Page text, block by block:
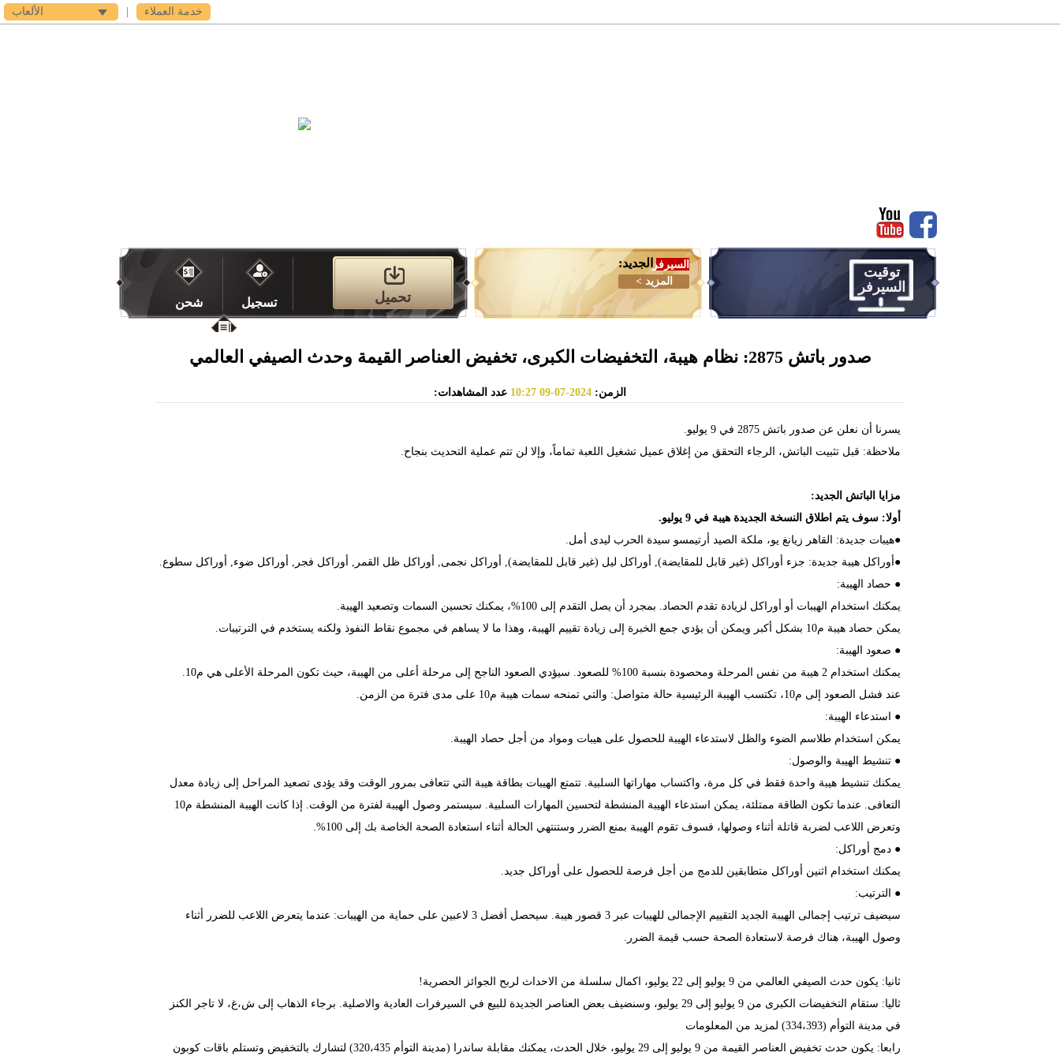
الألعاب خدمة العملاء
توقيت
السيرفر
السيرفرالجديد:
المزيد >
تحميل تسجيل شحن
دليل صدور باتش 2875: نظام هيبة، التخفيضات الكبرى، تخفيض العناصر القيمة وحدث الصيفي العالمي
الزمن: 2024-07-09 10:27 عدد المشاهدات:
يسرنا أن نعلن عن صدور باتش 2875 في 9 يوليو.
ملاحظة: قبل تثبيت الباتش، الرجاء التحقق من إغلاق عميل تشغيل اللعبة تماماً، وإلا لن تتم عملية التحديث بنجاح.
مزايا الباتش الجديد:
أولا: سوف يتم اطلاق النسخة الجديدة هيبة في 9 يوليو.
●هيبات جديدة: القاهر زيانغ يو، ملكة الصيد أرتيمسو سيدة الحرب ليدى أمل.
●أوراكل هيبة جديدة: جزء أوراكل (غير قابل للمقايضة), أوراكل ليل (غير قابل للمقايضة), أوراكل نجمى, أوراكل ظل القمر, أوراكل فجر, أوراكل ضوء, أوراكل سطوع.
● حصاد الهيبة:
يمكنك استخدام الهيبات أو أوراكل لزيادة تقدم الحصاد. بمجرد أن يصل التقدم إلى 100%، يمكنك تحسين السمات وتصعيد الهيبة.
يمكن حصاد هيبة م10 بشكل أكبر ويمكن أن يؤدي جمع الخبرة إلى زيادة تقييم الهيبة، وهذا ما لا يساهم في مجموع نقاط النفوذ ولكنه يستخدم في الترتيبات.
● صعود الهيبة:
يمكنك استخدام 2 هيبة من نفس المرحلة ومحصودة بنسبة 100% للصعود. سيؤدي الصعود الناجح إلى مرحلة أعلى من الهيبة، حيث تكون المرحلة الأعلى هي م10.
عند فشل الصعود إلى م10، تكتسب الهيبة الرئيسية حالة متواصل: والتي تمنحه سمات هيبة م10 على مدى فترة من الزمن.
● استدعاء الهيبة:
يمكن استخدام طلاسم الضوء والظل لاستدعاء الهيبة للحصول على هيبات ومواد من أجل حصاد الهيبة.
● تنشيط الهيبة والوصول:
يمكنك تنشيط هيبة واحدة فقط في كل مرة، واكتساب مهاراتها السلبية. تتمتع الهيبات بطاقة هيبة التي تتعافى بمرور الوقت وقد يؤدى تصعيد المراحل إلى زيادة معدل
التعافى. عندما تكون الطاقة ممتلئة، يمكن استدعاء الهيبة المنشطة لتحسين المهارات السلبية. سيستمر وصول الهيبة لفترة من الوقت. إذا كانت الهيبة المنشطة م10
وتعرض اللاعب لضربة قاتلة أثناء وصولها، فسوف تقوم الهيبة بمنع الضرر وستنتهي الحالة أثناء استعادة الصحة الخاصة بك إلى 100%.
● دمج أوراكل:
يمكنك استخدام اثنين أوراكل متطابقين للدمج من أجل فرصة للحصول على أوراكل جديد.
● الترتيب:
سيضيف ترتيب إجمالى الهيبة الجديد التقييم الإجمالى للهيبات عبر 3 قصور هيبة. سيحصل أفضل 3 لاعبين على حماية من الهيبات: عندما يتعرض اللاعب للضرر أثناء
وصول الهيبة، هناك فرصة لاستعادة الصحة حسب قيمة الضرر.
ثانيا: يكون حدث الصيفي العالمي من 9 يوليو إلى 22 يوليو، اكمال سلسلة من الاحداث لربح الجوائز الحصرية!
ثاليا: ستقام التخفيضات الكبرى من 9 يوليو إلى 29 يوليو، وسنضيف بعض العناصر الجديدة للبيع في السيرفرات العادية والاصلية. برجاء الذهاب إلى ش،غ، لا تاجر الكنز
في مدينة التوأم (334،393) لمزيد من المعلومات
رابعا: يكون حدث تخفيض العناصر القيمة من 9 يوليو إلى 29 يوليو، خلال الحدث، يمكنك مقابلة ساندرا (مدينة التوأم 320،435) لتشارك بالتخفيض وتستلم باقات كوبون